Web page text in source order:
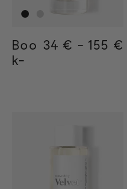
Boo
k-
Regular price
34 € - 155 €
155€
34€